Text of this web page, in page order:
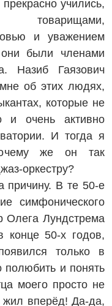
учились,
товарищами,
и уважением
были членами
Назиб Гаязович
об этих людях,
которые не
и очень активно
И тогда я
же он так
оркестру?
причину. В те 50-е
симфонического
Олега Лундстрема
50-х годов,
только в
и понять
моего просто не
вперёд! Да-да,